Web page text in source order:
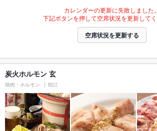
カレンダーの更新に失敗しました。
下記ボタンを押して空席状況を更新してく
空席状況を更新する
炭火ホルモン 玄
焼肉・ホルモン 狛江